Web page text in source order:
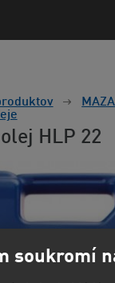
HLP 22
soukromí